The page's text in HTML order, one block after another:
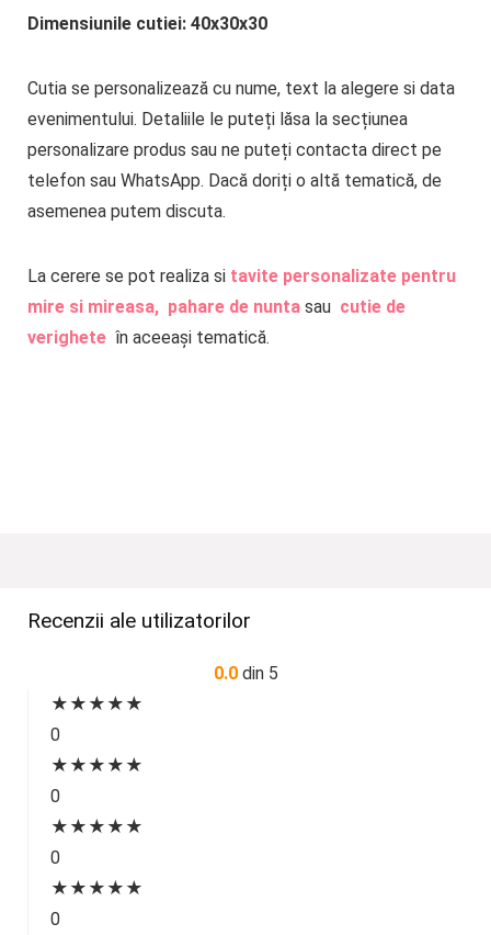
Dimensiunile cutiei: 40x30x30
Cutia se personalizează cu nume, text la alegere si data
evenimentului. Detaliile le puteți lăsa la secțiunea
personalizare produs sau ne puteți contacta direct pe
telefon sau WhatsApp. Dacă doriți o altă tematică, de
asemenea putem discuta.
La cerere se pot realiza sitavite personalizate pentru
mire si mireasa,pahare de nuntasau cutie de
verighete în aceeași tematică.
Recenzii ale utilizatorilor
0.0 din 5
★ ★ ★ ★ ★
0
★ ★ ★ ★ ★
0
★ ★ ★ ★ ★
0
★ ★ ★ ★ ★
0